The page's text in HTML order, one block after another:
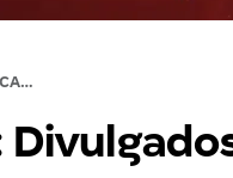
Concurso CACD 2016: Divulgados os locais de prova. Confira!